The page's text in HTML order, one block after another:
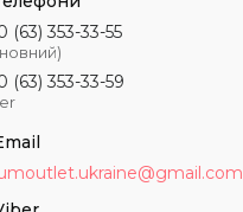
(63) 353-33-55
(63) 353-33-59